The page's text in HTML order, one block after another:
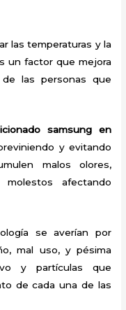
las temperaturas y la
un factor que mejora
las personas que
samsung en
y evitando
malos olores,
afectando
se averían por
mal uso, y pésima
y partículas que
de cada una de las